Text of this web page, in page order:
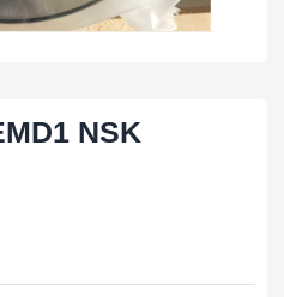
NSK